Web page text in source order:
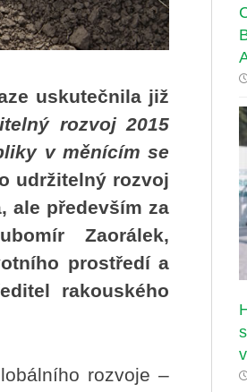
uskutečnila již
rozvoj 2015
v měnícím se
udržitelný rozvoj
ale především za
Zaorálek,
prostředí a
rakouského
rozvoje –